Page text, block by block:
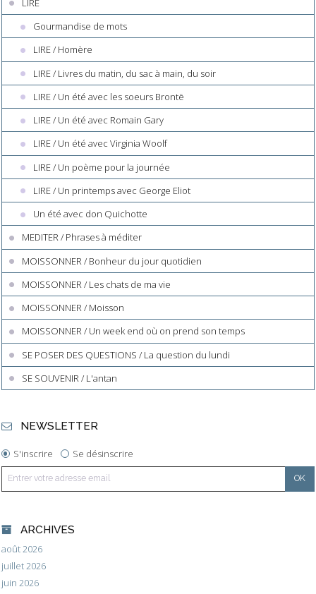
LIRE
Gourmandise de mots
LIRE / Homère
LIRE / Livres du matin, du sac à main, du soir
LIRE / Un été avec les soeurs Brontë
LIRE / Un été avec Romain Gary
LIRE / Un été avec Virginia Woolf
LIRE / Un poème pour la journée
LIRE / Un printemps avec George Eliot
Un été avec don Quichotte
MEDITER / Phrases à méditer
MOISSONNER / Bonheur du jour quotidien
MOISSONNER / Les chats de ma vie
MOISSONNER / Moisson
MOISSONNER / Un week end où on prend son temps
SE POSER DES QUESTIONS / La question du lundi
SE SOUVENIR / L'antan
NEWSLETTER
S'inscrire Se désinscrire
ARCHIVES
août 2026
juillet 2026
juin 2026